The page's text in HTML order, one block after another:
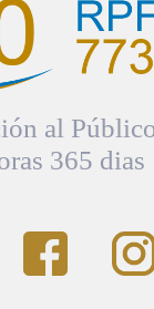
al
365 dias